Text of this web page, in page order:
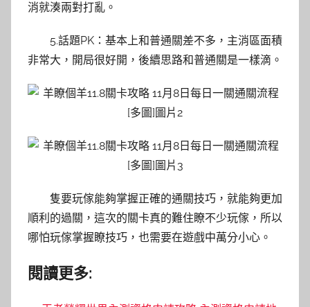
消就湊兩對打亂。
5.話題PK：基本上和普通關差不多，主消區面積
非常大，開局很好開，後續思路和普通關是一樣滴。
隻要玩傢能夠掌握正確的通關技巧，就能夠更加
順利的過關，這次的關卡真的難住瞭不少玩傢，所以
哪怕玩傢掌握瞭技巧，也需要在遊戲中萬分小心。
閱讀更多: